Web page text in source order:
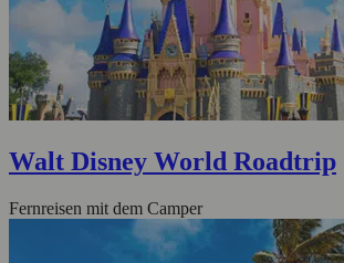
Walt Disney World Roadtrip
Fernreisen mit dem Camper